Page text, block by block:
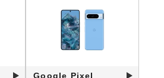
Google Pixel